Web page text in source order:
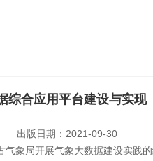
综合应用平台建设与实现
出版日期：2021-09-30
气象局开展气象大数据建设实践